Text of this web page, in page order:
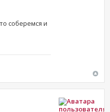
соберемся и